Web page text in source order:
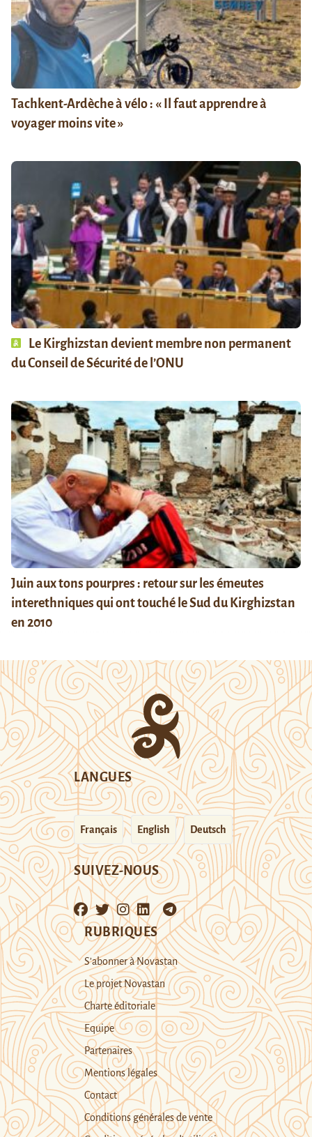
Tachkent-Ardèche à vélo : « Il faut apprendre à
voyager moins vite »
Le Kirghizstan devient membre non permanent
du Conseil de Sécurité de l’ONU
Juin aux tons pourpres : retour sur les émeutes
interethniques qui ont touché le Sud du Kirghizstan
en 2010
LANGUES
Français English Deutsch
SUIVEZ-NOUS
RUBRIQUES
S’abonner à Novastan
Le projet Novastan
Charte éditoriale
Equipe
Partenaires
Mentions légales
Contact
Conditions générales de vente